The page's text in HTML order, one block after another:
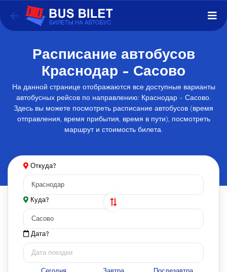
Расписание автобусов
Краснодар - Сасово
На данной странице отображаются все доступные варианты
автобусных рейсов по направлению: Краснодар - Сасово.
Здесь вы можете посмотреть расписание автобусов (время
отправления, время прибытия, время в пути), посмотреть
маршрут и стоимость билета.
Откуда?
Куда?
Дата?